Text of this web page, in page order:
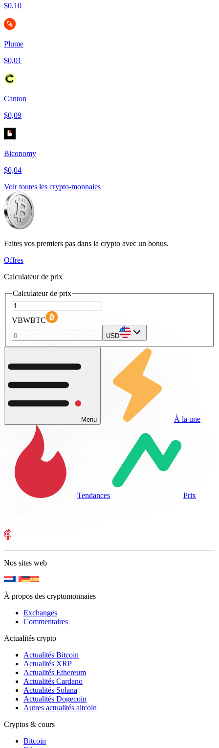
$0,10
Plume
$0,01
Canton
$0,09
Biconomy
$0,04
Voir toutes les crypto-monnaies
Faites vos premiers pas dans la crypto avec un bonus.
Offres
Calculateur de prix
Calculateur de prix
VBWBTC
USD
Menu À la une
Tendances Prix
Nos sites web
À propos des cryptomonnaies
Exchanges
Commentaires
Actualités crypto
Actualités Bitcoin
Actualités XRP
Actualités Ethereum
Actualités Cardano
Actualités Solana
Actualités Dogecoin
Autres actualités altcoin
Cryptos & cours
Bitcoin